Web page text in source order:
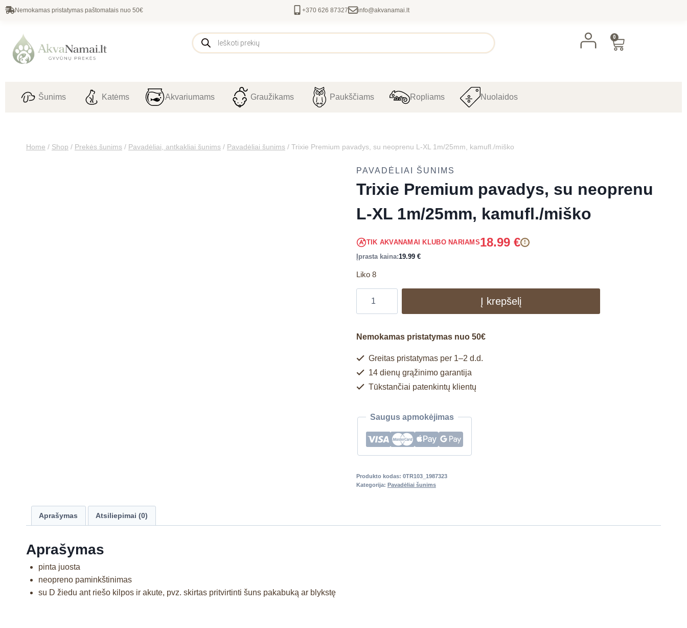
Nemokamas pristatymas paštomatais nuo 50€ +370 626 87327 info@akvanamai.lt
0
Šunims Katėms Akvariumams Graužikams Paukščiams Ropliams Nuolaidos
Home / Shop / Prekės šunims / Pavadėliai, antkakliai šunims / Pavadėliai šunims / Trixie Premium pavadys, su neoprenu L-XL 1m/25mm, kamufl./miško
PAVADĖLIAI ŠUNIMS
Trixie Premium pavadys, su neoprenu
L-XL 1m/25mm, kamufl./miško
TIK AKVANAMAI KLUBO NARIAMS18.99 € !
Įprasta kaina:19.99 €
Liko 8
Į krepšelį
Nemokamas pristatymas nuo 50€
Greitas pristatymas per 1–2 d.d.
14 dienų grąžinimo garantija
Tūkstančiai patenkintų klientų
Saugus apmokėjimas
Produkto kodas: 0TR103_1987323
Kategorija: Pavadėliai šunims
Aprašymas Atsiliepimai (0)
Aprašymas
pinta juosta
neopreno paminkštinimas
su D žiedu ant riešo kilpos ir akute, pvz. skirtas pritvirtinti šuns pakabuką ar blykstę